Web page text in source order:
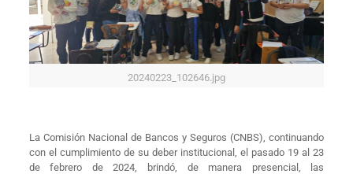
20240223_102646.jpg
La Comisión Nacional de Bancos y Seguros (CNBS), continuando
con el cumplimiento de su deber institucional, el pasado 19 al 23
de febrero de 2024, brindó, de manera presencial, las